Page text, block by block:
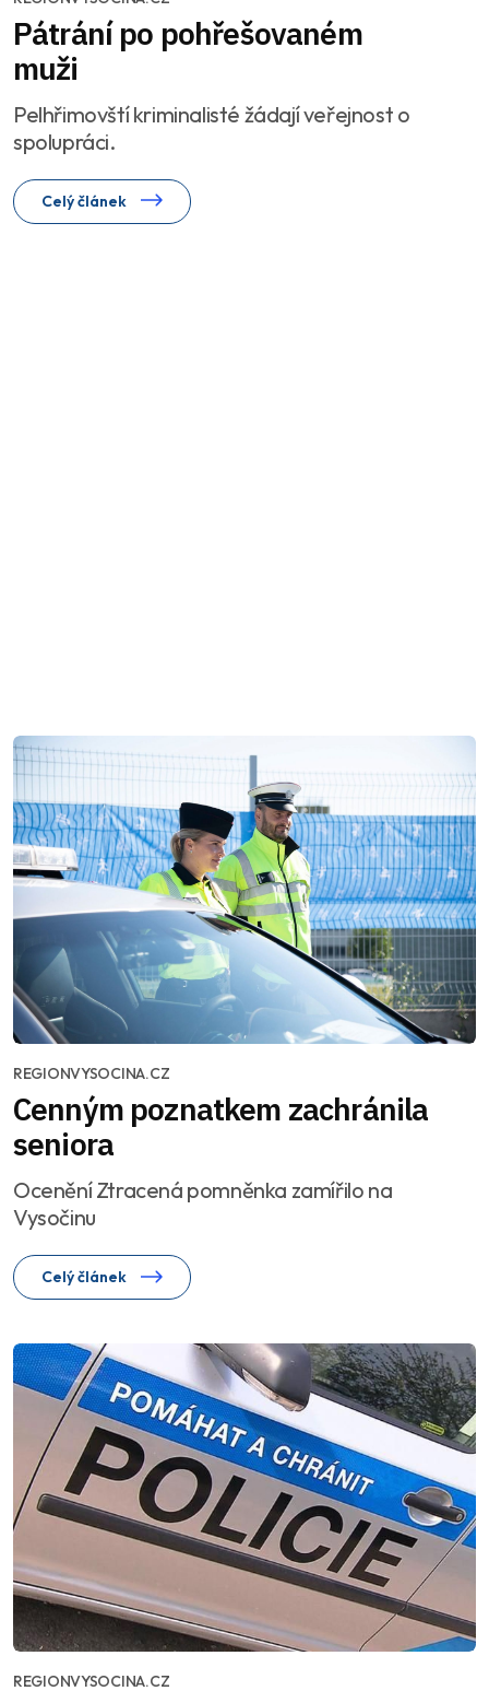
Pátrání po pohřešovaném
muži
Pelhřimovští kriminalisté žádají veřejnost o
spolupráci.
Celý článek
REGIONVYSOCINA.CZ
Cenným poznatkem zachránila
seniora
Ocenění Ztracená pomněnka zamířilo na
Vysočinu
Celý článek
REGIONVYSOCINA.CZ